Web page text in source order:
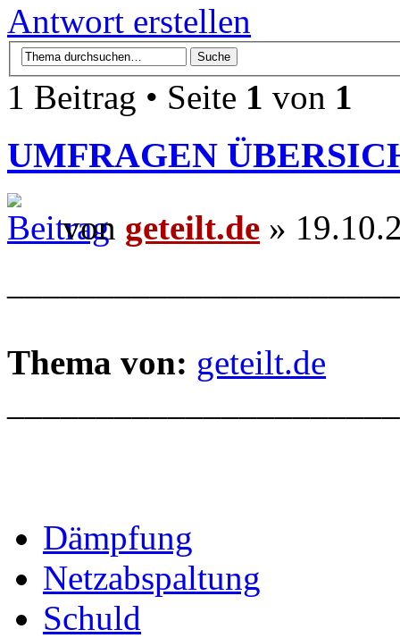
Antwort erstellen
1 Beitrag • Seite 1 von 1
UMFRAGEN
von geteilt.de »
Thema von: geteilt.de
Dämpfung
Netzabspaltung
Schuld